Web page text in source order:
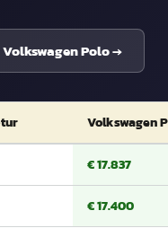
Volkswagen Polo→
Volkswagen
€ 17.837
€ 17.400